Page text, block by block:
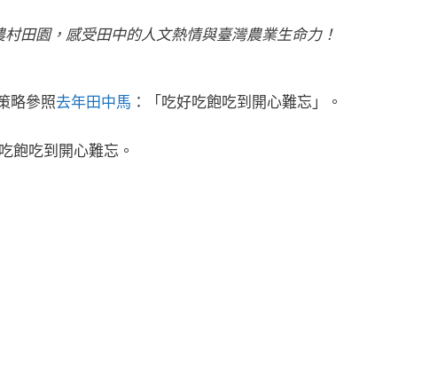
田園，感受田中的人文熱情與臺灣農業生命力！
略參照去年田中馬 ：「吃好吃飽吃到開心難忘」。
飽吃到開心難忘。